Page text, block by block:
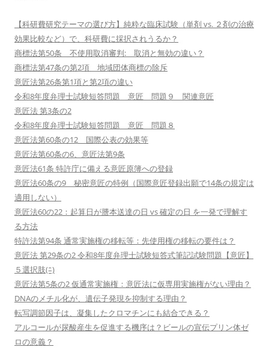
【科研費研究テーマの選び方】純粋な臨床試験（単剤 vs. ２剤の治療
効果比較など）で、科研費に採択されうるか？
商標法第50条 不使用取消審判: 取消と無効の違い？
商標法第47条の第2項 地域団体商標の除斥
意匠法第26条第1項と第2項の違い
令和8年度弁理士試験短答問題 意匠 問題９ 関連意匠
意匠法 第3条の2
令和8年度弁理士試験短答問題 意匠 問題８
意匠法第60条の12 国際公表の効果等
意匠法第60条の6、意匠法第9条
意匠法61条 特許庁に備える意匠原簿への登録
意匠法60条の9 秘密意匠の特例（国際意匠登録出願で14条の規定は
適用しない）
意匠法60の22：起算日が謄本送達の日 vs 確定の日 を一発で理解す
る方法
特許法第94条 通常実施権の移転等：先使用権の移転の要件は？
意匠法 第29条の2 令和8年度弁理士試験短答式筆記試験問題【意匠】
５選択肢(ﾆ)
意匠法第5条の2 仮通常実施権：意匠法に仮専用実施権がない理由？
DNAのメチル化が、遺伝子発現を抑制する理由？
転写調節因子は、凝集したクロマチンにも結合できる？
アルコールが尿酸産生を促進する機序は？ビールの宣伝プリン体ゼ
ロの意義？